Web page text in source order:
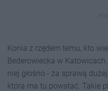
Konia z rzędem temu, kto
Bederowiecka w
niej głośno - za sprawą
która ma tu powstać. Takie